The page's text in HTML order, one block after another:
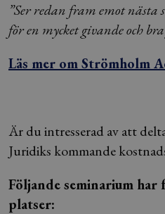
”Ser redan fram emot
för en mycket givande och
Läs mer om Strömholm
Är du intresserad av att
Juridiks kommande
Följande seminarium
platser: